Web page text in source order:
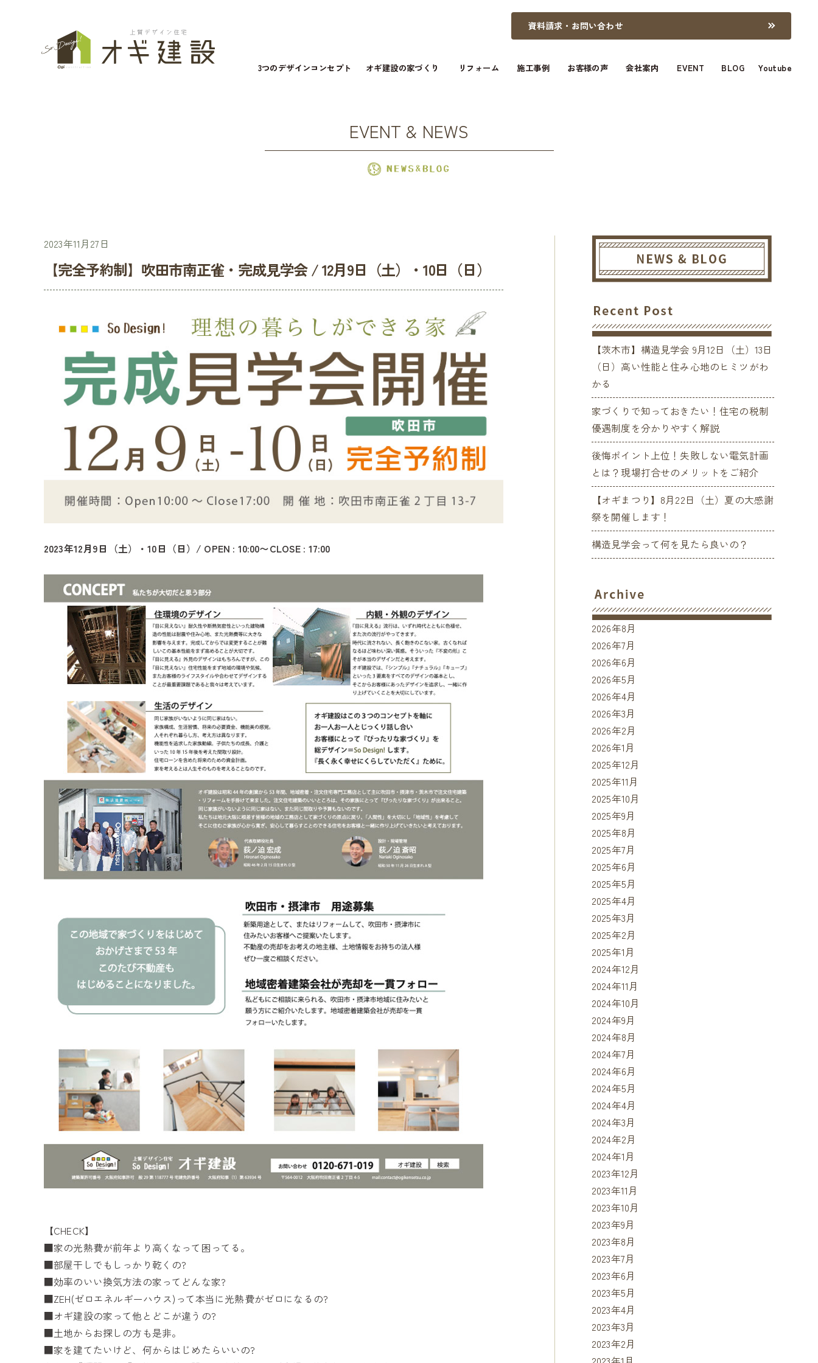
資料請求・お問い合わせ
3つのデザインコンセプト オギ建設の家づくり リフォーム 施工事例 お客様の声 会社案内 EVENT BLOG Youtube
EVENT & NEWS
2023年11月27日
【完全予約制】吹田市南正雀・完成見学会 / 12月9日（土）・10日（日）
2023年12月9日（土）・10日（日）/ OPEN : 10:00〜CLOSE : 17:00
【CHECK】
■家の光熱費が前年より高くなって困ってる。
■部屋干しでもしっかり乾くの?
■効率のいい換気方法の家ってどんな家?
■ZEH(ゼロエネルギーハウス)って本当に光熱費がゼロになるの?
■オギ建設の家って他とどこが違うの?
■土地からお探しの方も是非。
■家を建てたいけど、何からはじめたらいいの?
【茨木市】構造見学会 9月12日（土）13日
（日）高い性能と住み心地のヒミツがわ
かる
家づくりで知っておきたい！住宅の税制
優遇制度を分かりやすく解説
後悔ポイント上位！失敗しない電気計画
とは？現場打合せのメリットをご紹介
【オギまつり】8月22日（土）夏の大感謝
祭を開催します！
構造見学会って何を見たら良いの？
2026年8月
2026年7月
2026年6月
2026年5月
2026年4月
2026年3月
2026年2月
2026年1月
2025年12月
2025年11月
2025年10月
2025年9月
2025年8月
2025年7月
2025年6月
2025年5月
2025年4月
2025年3月
2025年2月
2025年1月
2024年12月
2024年11月
2024年10月
2024年9月
2024年8月
2024年7月
2024年6月
2024年5月
2024年4月
2024年3月
2024年2月
2024年1月
2023年12月
2023年11月
2023年10月
2023年9月
2023年8月
2023年7月
2023年6月
2023年5月
2023年4月
2023年3月
2023年2月